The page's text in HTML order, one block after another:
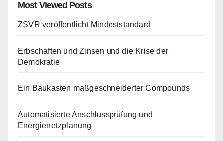
Most Viewed Posts
ZSVR veröffentlicht Mindeststandard
Erbschaften und Zinsen und die Krise der
Demokratie
Ein Baukasten maßgeschneiderter Compounds
Automatisierte Anschlussprüfung und
Energienetzplanung